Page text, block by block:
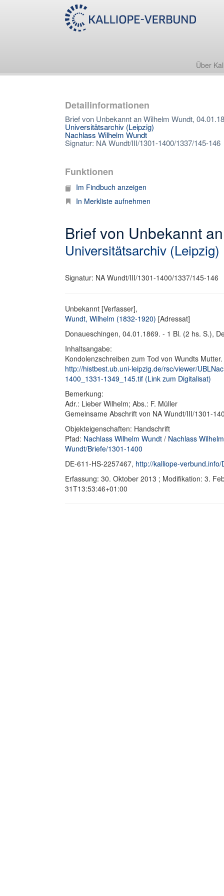
Über
Detailinformationen
Brief von Unbekannt an Wilhelm Wundt,
Universitätsarchiv (Leipzig)
Nachlass Wilhelm Wundt
Signatur: NA Wundt/III/1301-1400/1337/145-146
Funktionen
Im Findbuch anzeigen
In Merkliste aufnehmen
Brief von Unbekannt
Universitätsarchiv (Leipzig)
Signatur: NA Wundt/III/1301-1400/1337/145-146
Unbekannt [Verfasser],
Wundt, Wilhelm (1832-1920) [Adressat]
Donaueschingen, 04.01.1869. - 1 Bl. (2 hs. S.),
Inhaltsangabe:
Kondolenzschreiben zum Tod von Wundts Mutter.
http://histbest.ub.uni-leipzig.de/rsc/viewer/
1400_1331-1349_145.tif (Link zum Digitalisat)
Bemerkung:
Adr.: Lieber Wilhelm; Abs.: F. Müller
Gemeinsame Abschrift von NA Wundt/III/1301-
Objekteigenschaften: Handschrift
Pfad: Nachlass Wilhelm Wundt / Nachlass
Wundt/Briefe/1301-1400
DE-611-HS-2257467, http://kalliope-
Erfassung: 30. Oktober 2013 ; Modifikation: 3.
31T13:53:46+01:00